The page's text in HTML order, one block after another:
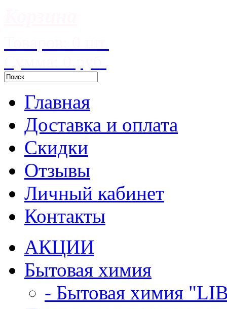
Главная
Доставка и оплата
Скидки
Отзывы
Личный кабинет
Контакты
АКЦИИ
Бытовая химия
- Бытовая химия